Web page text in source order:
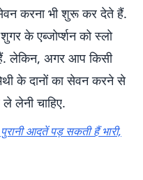
करना भी शुरू कर देते हैं.
के एब्जोर्प्शन को स्लो
लेकिन, अगर आप किसी
के दानों का सेवन करने से
लेनी चाहिए.
आदतें पड़ सकती हैं भारी,